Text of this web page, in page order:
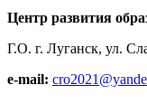
Центр развития
Г.О. г. Луганск, ул.
e-mail: